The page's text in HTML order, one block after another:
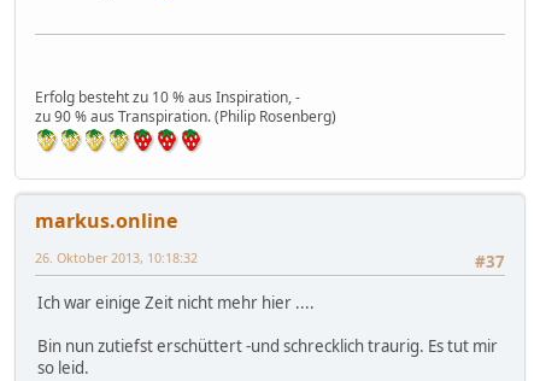
Erfolg besteht zu 10 % aus Inspiration, -
zu 90 % aus Transpiration. (Philip Rosenberg)
markus.online
#37
26. Oktober 2013, 10:18:32
Ich war einige Zeit nicht mehr hier ....
Bin nun zutiefst erschüttert -und schrecklich traurig. Es tut mir
so leid.